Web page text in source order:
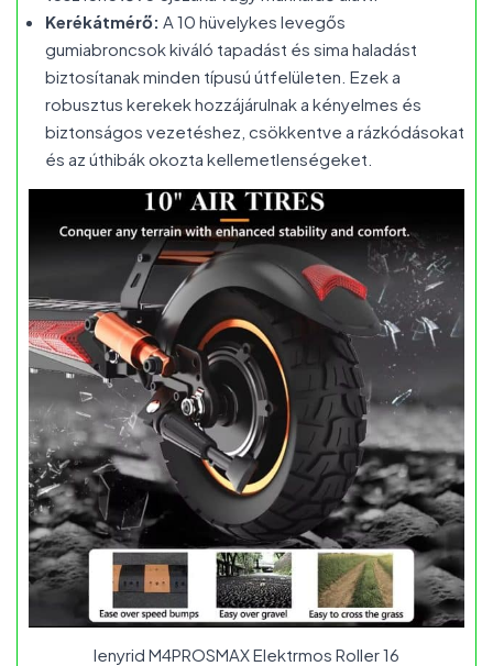
Kerékátmérő: A 10 hüvelykes levegős
gumiabroncsok kiváló tapadást és sima haladást
biztosítanak minden típusú útfelületen. Ezek a
robusztus kerekek hozzájárulnak a kényelmes és
biztonságos vezetéshez, csökkentve a rázkódásokat
és az úthibák okozta kellemetlenségeket.
Ienyrid M4PROSMAX Elektrmos Roller 16